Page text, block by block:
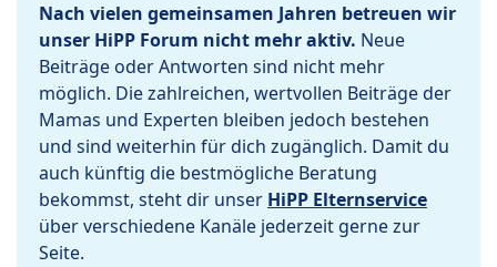
Nach vielen gemeinsamen Jahren betreuen wir
unser HiPP Forum nicht mehr aktiv. Neue
Beiträge oder Antworten sind nicht mehr
möglich. Die zahlreichen, wertvollen Beiträge der
Mamas und Experten bleiben jedoch bestehen
und sind weiterhin für dich zugänglich. Damit du
auch künftig die bestmögliche Beratung
bekommst, steht dir unser HiPP Elternservice
über verschiedene Kanäle jederzeit gerne zur
Seite.